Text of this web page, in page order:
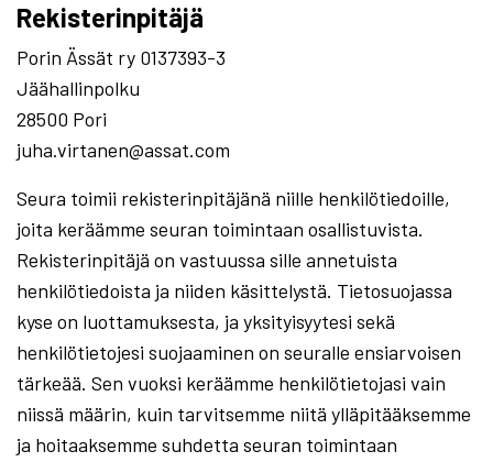
Rekisterinpitäjä
Porin Ässät ry 0137393-3
Jäähallinpolku
28500 Pori
juha.virtanen@assat.com
Seura toimii rekisterinpitäjänä niille henkilötiedoille,
joita keräämme seuran toimintaan osallistuvista.
Rekisterinpitäjä on vastuussa sille annetuista
henkilötiedoista ja niiden käsittelystä. Tietosuojassa
kyse on luottamuksesta, ja yksityisyytesi sekä
henkilötietojesi suojaaminen on seuralle ensiarvoisen
tärkeää. Sen vuoksi keräämme henkilötietojasi vain
niissä määrin, kuin tarvitsemme niitä ylläpitääksemme
ja hoitaaksemme suhdetta seuran toimintaan